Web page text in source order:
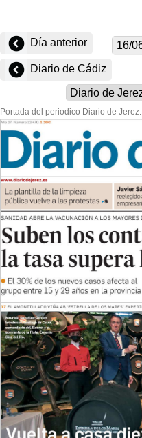
Día anterior
Diario de Cádiz
Portada del periodico Diario de Jerez: